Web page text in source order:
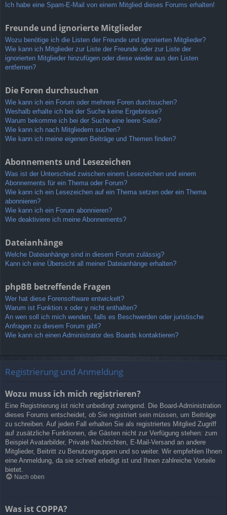
Ich habe eine Spam-E-Mail von einem Mitglied dieses Forums erhalten!
Freunde und ignorierte Mitglieder
Wozu benötige ich die Listen der Freunde und ignorierten Mitglieder?
Wie kann ich Mitglieder zur Liste der Freunde oder zur Liste der
ignorierten Mitglieder hinzufügen oder diese wieder aus den Listen
entfernen?
Die Foren durchsuchen
Wie kann ich ein Forum oder mehrere Foren durchsuchen?
Weshalb erhalte ich bei der Suche keine Ergebnisse?
Warum bekomme ich bei der Suche eine leere Seite?
Wie kann ich nach Mitgliedern suchen?
Wie kann ich meine eigenen Beiträge und Themen finden?
Abonnements und Lesezeichen
Was ist der Unterschied zwischen einem Lesezeichen und einem
Abonnements für ein Thema oder Forum?
Wie kann ich ein Lesezeichen auf ein Thema setzen oder ein Thema
abonnieren?
Wie kann ich ein Forum abonnieren?
Wie deaktiviere ich meine Abonnements?
Dateianhänge
Welche Dateianhänge sind in diesem Forum zulässig?
Kann ich eine Übersicht all meiner Dateianhänge erhalten?
phpBB betreffende Fragen
Wer hat diese Forensoftware entwickelt?
Warum ist Funktion x oder y nicht enthalten?
An wen soll ich mich wenden, falls es Beschwerden oder juristische
Anfragen zu diesem Forum gibt?
Wie kann ich einen Administrator des Boards kontaktieren?
Registrierung und Anmeldung
Wozu muss ich mich registrieren?
Eine Registrierung ist nicht unbedingt zwingend. Die Board-Administration
dieses Forums entscheidet, ob Sie registriert sein müssen, um Beiträge
zu schreiben. Auf jeden Fall erhalten Sie als registriertes Mitglied Zugriff
auf zusätzliche Funktionen, die Gästen nicht zur Verfügung stehen: zum
Beispiel Avatarbilder, Private Nachrichten, E-Mail-Versand an andere
Mitglieder, Beitritt zu Benutzergruppen und so weiter. Wir empfehlen Ihnen
eine Anmeldung, da sie schnell erledigt ist und Ihnen zahlreiche Vorteile
bietet.
Nach oben
Was ist COPPA?